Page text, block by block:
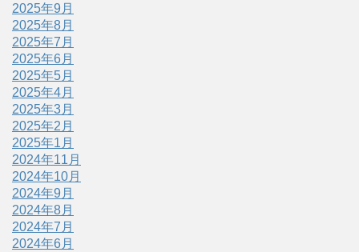
2025年9月
2025年8月
2025年7月
2025年6月
2025年5月
2025年4月
2025年3月
2025年2月
2025年1月
2024年11月
2024年10月
2024年9月
2024年8月
2024年7月
2024年6月